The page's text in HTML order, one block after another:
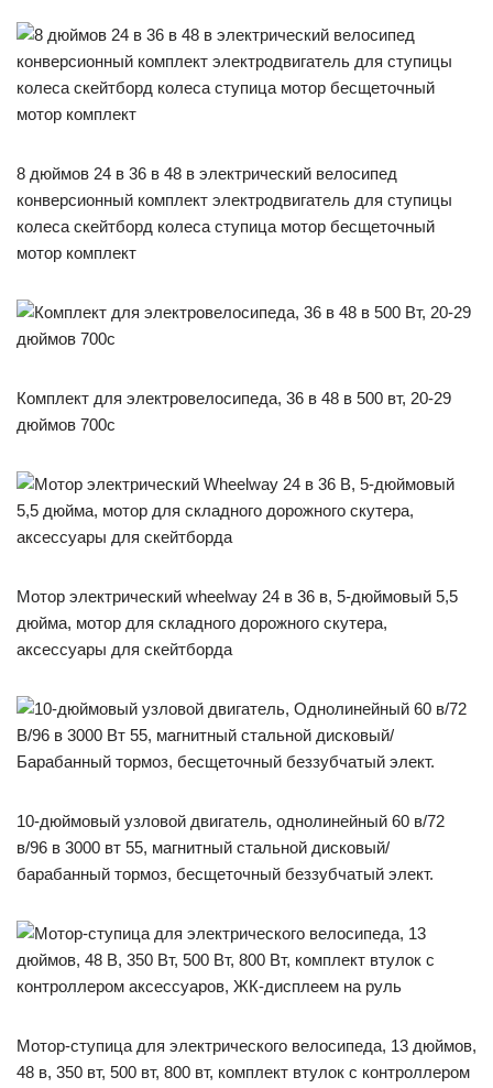
8 дюймов 24 в 36 в 48 в электрический велосипед
конверсионный комплект электродвигатель для ступицы
колеса скейтборд колеса ступица мотор бесщеточный
мотор комплект
Комплект для электровелосипеда, 36 в 48 в 500 вт, 20-29
дюймов 700c
Мотор электрический wheelway 24 в 36 в, 5-дюймовый 5,5
дюйма, мотор для складного дорожного скутера,
аксессуары для скейтборда
10-дюймовый узловой двигатель, однолинейный 60 в/72
в/96 в 3000 вт 55, магнитный стальной дисковый/
барабанный тормоз, бесщеточный беззубчатый элект.
Мотор-ступица для электрического велосипеда, 13 дюймов,
48 в, 350 вт, 500 вт, 800 вт, комплект втулок с контроллером